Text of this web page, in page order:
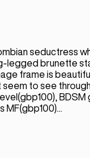
seductress
legged brunette
frame is
to see
BDSM